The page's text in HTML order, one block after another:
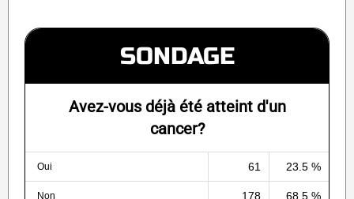
SONDAGE
Avez-vous déjà été atteint d'un
cancer?
Oui 61 23.5 %
Non 178 68.5 %